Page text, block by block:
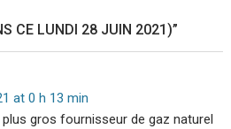
CE LUNDI 28 JUIN 2021)”
at 0 h 13 min
gros fournisseur de gaz naturel